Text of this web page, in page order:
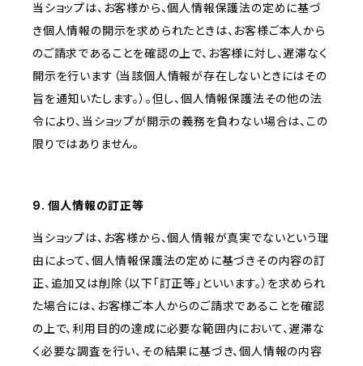
当ショップは、お客様から、個人情報保護法の定めに基づ
き個人情報の開示を求められたときは、お客様ご本人から
のご請求であることを確認の上で、お客様に対し、遅滞なく
開示を行います（当該個人情報が存在しないときにはその
旨を通知いたします。）。但し、個人情報保護法その他の法
令により、当ショップが開示の義務を負わない場合は、この
限りではありません。
9. 個人情報の訂正等
当ショップは、お客様から、個人情報が真実でないという理
由によって、個人情報保護法の定めに基づきその内容の訂
正、追加又は削除（以下「訂正等」といいます。）を求められ
た場合には、お客様ご本人からのご請求であることを確認
の上で、利用目的の達成に必要な範囲内において、遅滞な
く必要な調査を行い、その結果に基づき、個人情報の内容